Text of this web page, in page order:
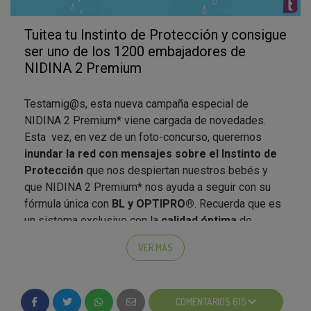
comentado... ¡Y ademásla semana que viene
conoceremos los 1200 embajadores de esta
campaña de NIDINA 2!
representa mejor el lema "Sigue tu instinto de
protección". Parece que por ahora van en cabeza las
manos, seguidas por papá y mamá besando a su
bebé. ¿Y para ti, cuál es la imagen que mejor
representa el lema? Puedes votar en tu zona de
participación :D
¿Y para ti, qué es el instinto de protección?
¿Recordáis lo que recibirán los embajadores?
Los embajadores de este test recibirán:
1 brochure de información de NESTLÉ y NIDINA
Tuitea tu Instinto de Protección y consigue
ser uno de los 1200 embajadores de
NIDINA 2 Premium
Testamig@s, esta nueva campaña especial de
NIDINA 2 Premium* viene cargada de novedades.
Esta vez, en vez de un foto-concurso, queremos
inundar la red con mensajes sobre el Instinto de
Protección que nos despiertan nuestros bebés y
que NIDINA 2 Premium* nos ayuda a seguir con su
fórmula única con BL y OPTIPRO®. Recuerda que es
un sistema exclusivo con la calidad óptima de
proteínas que tu bebé necesita y que NIDINA* 2
contiene hierro, que ayuda al desarrollo
protectores, hierro y zinc, que ayudan a la función
normal del sistema inmunitario.
VER MÁS
COMENTARIOS 615